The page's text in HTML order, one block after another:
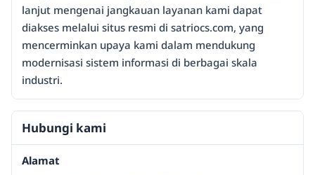
lanjut mengenai jangkauan layanan kami dapat
diakses melalui situs resmi di satriocs.com, yang
mencerminkan upaya kami dalam mendukung
modernisasi sistem informasi di berbagai skala
industri.
Hubungi kami
Alamat